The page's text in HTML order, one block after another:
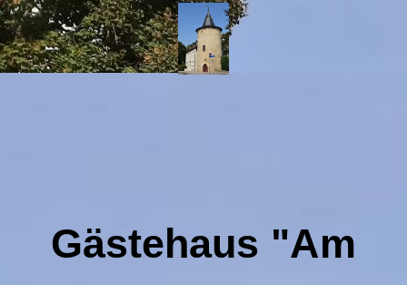
Gästehaus "Am